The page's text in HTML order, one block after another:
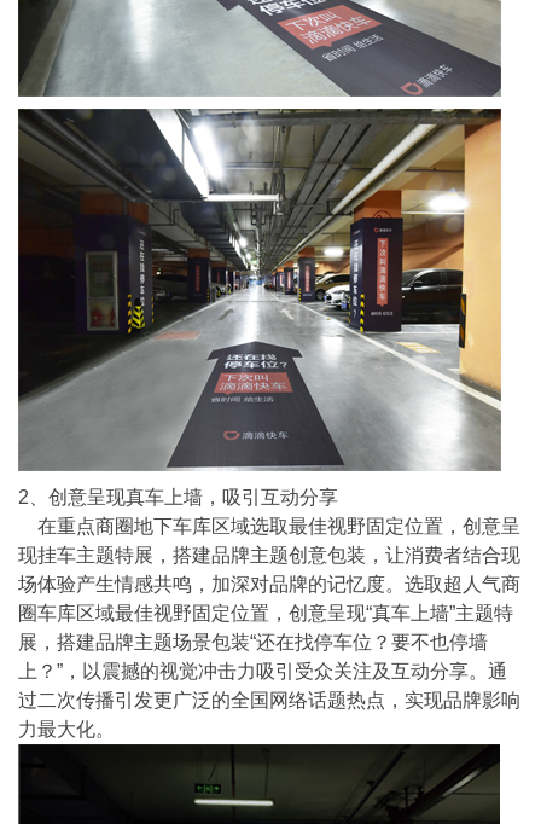
2、创意呈现真车上墙，吸引互动分享
在重点商圈地下车库区域选取最佳视野固定位置，创意呈
现挂车主题特展，搭建品牌主题创意包装，让消费者结合现
场体验产生情感共鸣，加深对品牌的记忆度。选取超人气商
圈车库区域最佳视野固定位置，创意呈现“真车上墙”主题特
展，搭建品牌主题场景包装“还在找停车位？要不也停墙
上？”，以震撼的视觉冲击力吸引受众关注及互动分享。通
过二次传播引发更广泛的全国网络话题热点，实现品牌影响
力最大化。